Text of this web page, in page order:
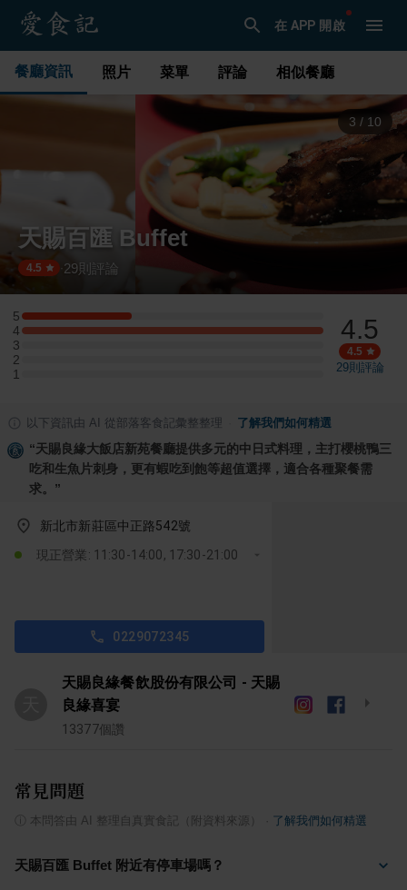
在 APP 開啟
餐廳資訊 照片 菜單 評論 相似餐廳
3 / 10
天賜百匯 Buffet
4.5 29則評論
5
5 星：4 則評論
4
4 星：11 則評論
3
3 星：0 則評論
2
2 星：0 則評論
1
1 星：0 則評論
4.5
4.5
29則評論
以下資訊由 AI 從部落客食記彙整整理 了解我們如何精選
“天賜良緣大飯店新苑餐廳提供多元的中日式料理，主打櫻桃鴨三
吃和生魚片刺身，更有蝦吃到飽等超值選擇，適合各種聚餐需
求。 ”
新北市新莊區中正路542號
現正營業: 11:30-14:00, 17:30-21:00
0229072345
天賜良緣餐飲股份有限公司 - 天賜
良緣喜宴
13377個讚
常見問題
本問答由 AI 整理自真實食記（附資料來源） 了解我們如何精選
天賜百匯 Buffet 附近有停車場嗎？